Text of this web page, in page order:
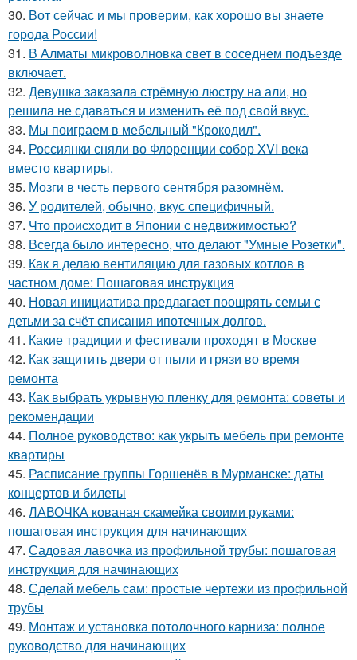
30. Вот сейчас и мы проверим, как хорошо вы знаете
города России!
31. В Алматы микроволновка свет в соседнем подъезде
включает.
32. Девушка заказала стрёмную люстру на али, но
решила не сдаваться и изменить её под свой вкус.
33. Мы поиграем в мебельный "Крокодил".
34. Россиянки сняли во Флоренции собор XVI века
вместо квартиры.
35. Мозги в честь первого сентября разомнём.
36. У родителей, обычно, вкус специфичный.
37. Что происходит в Японии с недвижимостью?
38. Всегда было интересно, что делают "Умные Розетки".
39. Как я делаю вентиляцию для газовых котлов в
частном доме: Пошаговая инструкция
40. Новая инициатива предлагает поощрять семьи с
детьми за счёт списания ипотечных долгов.
41. Какие традиции и фестивали проходят в Москве
42. Как защитить двери от пыли и грязи во время
ремонта
43. Как выбрать укрывную пленку для ремонта: советы и
рекомендации
44. Полное руководство: как укрыть мебель при ремонте
квартиры
45. Расписание группы Горшенёв в Мурманске: даты
концертов и билеты
46. ЛАВОЧКА кованая скамейка своими руками:
пошаговая инструкция для начинающих
47. Садовая лавочка из профильной трубы: пошаговая
инструкция для начинающих
48. Сделай мебель сам: простые чертежи из профильной
трубы
49. Монтаж и установка потолочного карниза: полное
руководство для начинающих